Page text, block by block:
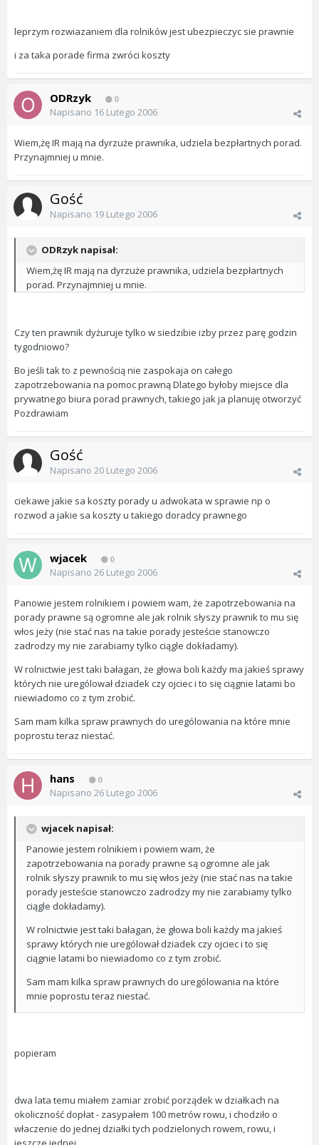
leprzym rozwiazaniem dla rolników jest ubezpieczyc sie prawnie
i za taka porade firma zwróci koszty
ODRzyk 0
Napisano 16 Lutego 2006
Wiem,żę IR mają na dyrzuże prawnika, udziela bezpłartnych porad.
Przynajmniej u mnie.
Gość
Napisano 19 Lutego 2006
ODRzyk napisał:
Wiem,żę IR mają na dyrzuże prawnika, udziela bezpłartnych
porad. Przynajmniej u mnie.
Czy ten prawnik dyżuruje tylko w siedzibie izby przez parę godzin
tygodniowo?
Bo jeśli tak to z pewnością nie zaspokaja on całego
zapotrzebowania na pomoc prawną Dlatego byłoby miejsce dla
prywatnego biura porad prawnych, takiego jak ja planuję otworzyć
Pozdrawiam
Gość
Napisano 20 Lutego 2006
ciekawe jakie sa koszty porady u adwokata w sprawie np o
rozwod a jakie sa koszty u takiego doradcy prawnego
wjacek 0
Napisano 26 Lutego 2006
Panowie jestem rolnikiem i powiem wam, że zapotrzebowania na
porady prawne są ogromne ale jak rolnik słyszy prawnik to mu się
włos jeży (nie stać nas na takie porady jesteście stanowczo
zadrodzy my nie zarabiamy tylko ciągle dokładamy).
W rolnictwie jest taki bałagan, że głowa boli każdy ma jakieś sprawy
których nie urególował dziadek czy ojciec i to się ciągnie latami bo
niewiadomo co z tym zrobić.
Sam mam kilka spraw prawnych do urególowania na które mnie
poprostu teraz niestać.
hans 0
Napisano 26 Lutego 2006
wjacek napisał:
Panowie jestem rolnikiem i powiem wam, że
zapotrzebowania na porady prawne są ogromne ale jak
rolnik słyszy prawnik to mu się włos jeży (nie stać nas na takie
porady jesteście stanowczo zadrodzy my nie zarabiamy tylko
ciągle dokładamy).
W rolnictwie jest taki bałagan, że głowa boli każdy ma jakieś
sprawy których nie urególował dziadek czy ojciec i to się
ciągnie latami bo niewiadomo co z tym zrobić.
Sam mam kilka spraw prawnych do urególowania na które
mnie poprostu teraz niestać.
popieram
dwa lata temu miałem zamiar zrobić porządek w działkach na
okoliczność dopłat - zasypałem 100 metrów rowu, i chodziło o
właczenie do jednej działki tych podzielonych rowem, rowu, i